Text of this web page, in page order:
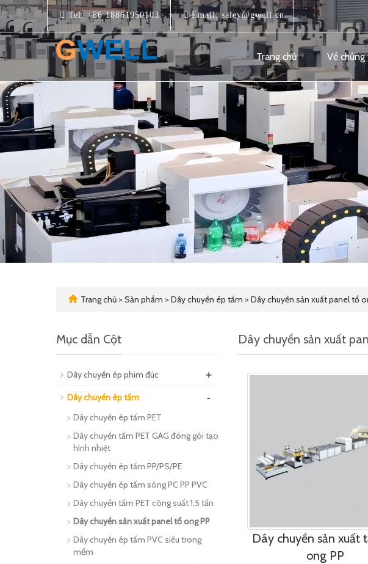
Tel: +86 18861950103 Email:saley@gwell.cn
Trang chủ Về
Trang chủ > Sản phẩm > Dây chuyền ép tấm > Dây chuyền sản xuất panel tổ
Dây chuyền sản xuất
Dây chuyền sản xuất
ong PP
Mục dẫn Cột
Dây chuyền ép phim đúc +
Dây chuyền ép tấm -
Dây chuyền ép tấm PET
Dây chuyền tấm PET GAG đóng gói tạo
hình nhiệt
Dây chuyền ép tấm PP/PS/PE
Dây chuyền ép tấm sóng PC PP PVC
Dây chuyền tấm PET công suất 1,5 tấn
Dây chuyền sản xuất panel tổ ong PP
Dây chuyền ép tấm PVC siêu trong
mềm